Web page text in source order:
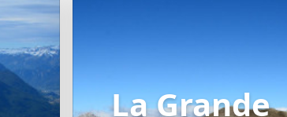
La Grande